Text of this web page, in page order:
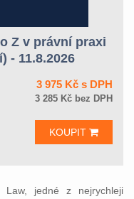
Z v právní praxi
- 11.8.2026
3 975 Kč s DPH
3 285 Kč bez DPH
KOUPIT
Law, jedné z nejrychleji